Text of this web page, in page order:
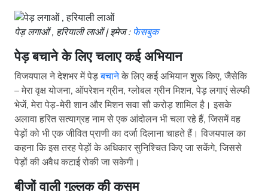
पेड़ लगाओं , हरियाली लाओं | इमेज : फेसबुक
पेड़ बचाने के लिए चलाए कई अभियान
विजयपाल ने देशभर में पेड़बचानेके लिए कई अभियान शुरू किए, जैसेकि
– मेरा वृक्ष योजना, ऑपरेशन ग्रीन, ग्लोबल ग्रीन मिशन, पेड़ लगाएं सेल्फी
भेजें, मेरा पेड़-मेरी शान और मिशन सवा सौ करोड़ शामिल है। इसके
अलावा हरित सत्याग्रह नाम से एक आंदोलन भी चला रहे हैं, जिसमें वह
पेड़ों को भी एक जीवित प्राणी का दर्जा दिलाना चाहते हैं। विजयपाल का
कहना कि इस तरह पेड़ों के अधिकार सुनिश्चित किए जा सकेंगे, जिससे
पेड़ों की अवैध कटाई रोकी जा सकेगी।
बीजों वाली गुल्लक की कसम